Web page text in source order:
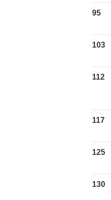
95
103
112
117
125
130